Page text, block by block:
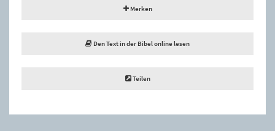
Merken
Den Text in der Bibel online lesen
Teilen